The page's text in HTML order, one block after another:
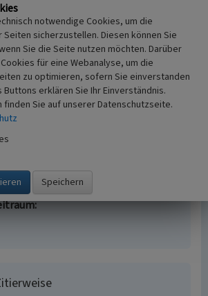
Weinberg
Aussichtsturm Naturschutzgebiet
Ründeroth
als 1:20.000)
kartierung, mündliche Hinweise
Ortskundiger
notwendige Cookies, um die
sicherzustellen. Diesen können Sie
Sie die Seite nutzen möchten. Darüber
für eine Webanalyse, um die
zu optimieren, sofern Sie einverstanden
Buttons erklären Sie Ihr Einverständnis.
Sie auf unserer Datenschutzseite.